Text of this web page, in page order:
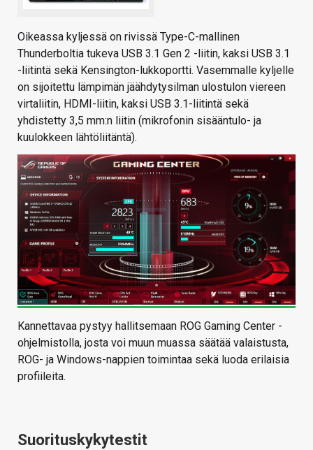
Oikeassa kyljessä on rivissä Type-C-mallinen
Thunderboltia tukeva USB 3.1 Gen 2 -liitin, kaksi USB 3.1
-liitintä sekä Kensington-lukkoportti. Vasemmalle kyljelle
on sijoitettu lämpimän jäähdytysilman ulostulon viereen
virtaliitin, HDMI-liitin, kaksi USB 3.1-liitintä sekä
yhdistetty 3,5 mm:n liitin (mikrofonin sisääntulo- ja
kuulokkeen lähtöliitäntä).
Kannettavaa pystyy hallitsemaan ROG Gaming Center -
ohjelmistolla, josta voi muun muassa säätää valaistusta,
ROG- ja Windows-nappien toimintaa sekä luoda erilaisia
profiileita.
Suorituskykytestit